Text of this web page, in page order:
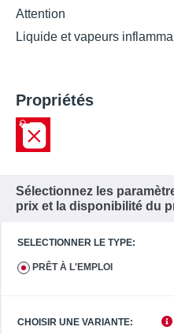
Attention
Liquide et vapeurs
Propriétés
Sélectionnez les
prix et la disponibilité du
SELECTIONNER LE TYPE:
PRÊT À L'EMPLOI
CHOISIR UNE VARIANTE: